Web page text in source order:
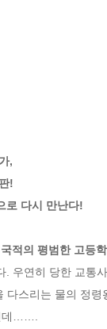
,
!
로 다시 만난다!
적의 평범한 고등
우연히 당한 교통
다스리는 물의 정
데…….